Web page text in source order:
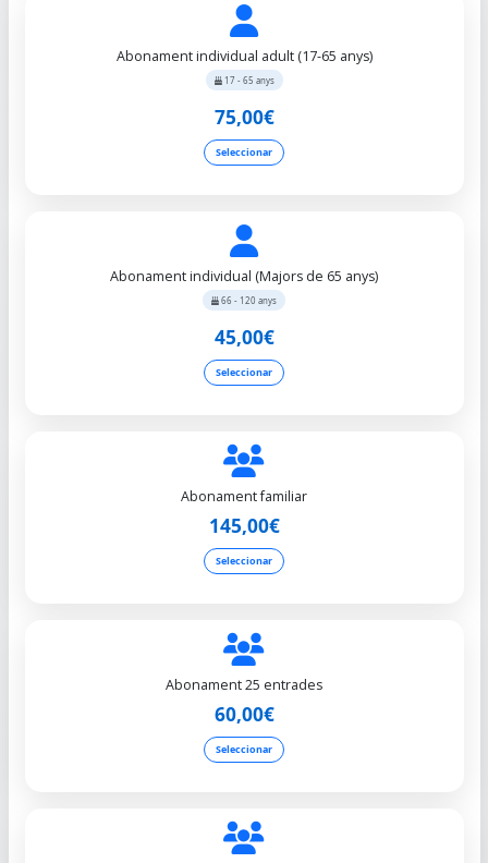
Abonament individual adult (17-65 anys)
17 - 65 anys
75,00€
Seleccionar
Abonament individual (Majors de 65 anys)
66 - 120 anys
45,00€
Seleccionar
Abonament familiar
145,00€
Seleccionar
Abonament 25 entrades
60,00€
Seleccionar